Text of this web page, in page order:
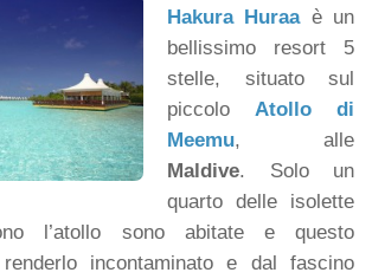
Hakura Huraaè un
bellissimo resort 5
stelle, situato sul
piccolo Atollo di
Meemu, alle
Maldive. Solo un
quarto delle isolette
l’atollo sono abitate e questo
incontaminato e dal fascino